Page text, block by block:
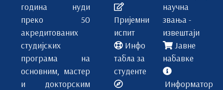
година нуди
преко 50
акредитованих
студијских
програма на
основним, мастер
и докторским
Пријемни
испит
Инфо
табла за
студенте
научна
звања -
извештаји
Јавне
набавке
Информатор